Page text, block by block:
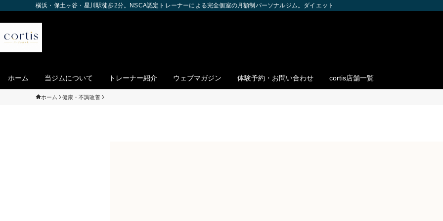
横浜・保土ヶ谷・星川駅徒歩2分。NSCA認定トレーナーによる完全個室の月額制パーソナルジム。ダイエット・ボディメイク・筋トレを個別サポート
ホーム 当ジムについて トレーナー紹介 ウェブマガジン 体験予約・お問い合わせ cortis店舗一覧
ホーム 健康・不調改善